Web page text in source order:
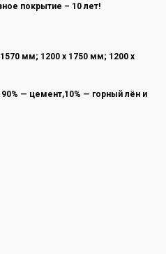
покрытие – 10 лет!
мм; 1200 х 1750 мм; 1200 х
— цемент,10% — горный лён и